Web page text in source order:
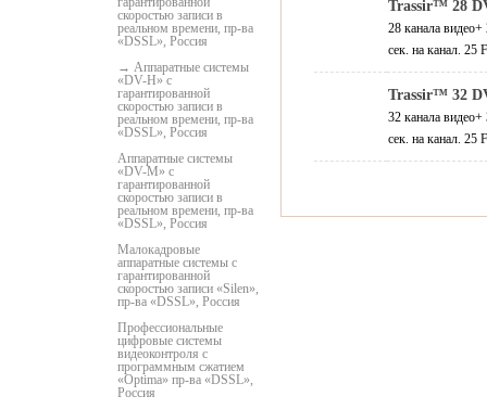
скоростью записи в
реальном времени, пр-ва
«DSSL», Россия
Аппаратные системы
«DV-H» с
гарантированной
скоростью записи в
реальном времени, пр-ва
«DSSL», Россия
Аппаратные системы
«DV-M» с
гарантированной
скоростью записи в
реальном времени, пр-ва
«DSSL», Россия
Малокадровые
аппаратные системы с
гарантированной
скоростью записи «Silen»,
пр-ва «DSSL», Россия
Профессиональные
цифровые системы
видеоконтроля с
программным сжатием
«Optima» пр-ва «DSSL»,
Россия
Trassir™ 28
28 канала
сек. на канал. 25
Trassir™ 32
32 канала
сек. на канал. 25